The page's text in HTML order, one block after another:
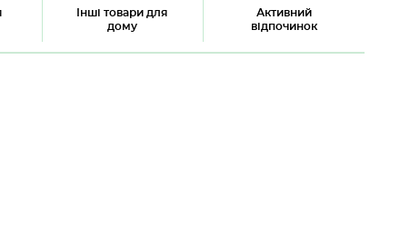
Інші товари для
дому
Активний
відпочинок